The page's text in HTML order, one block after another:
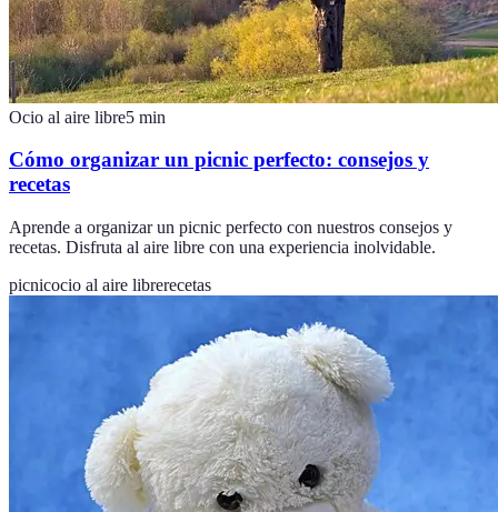
Ocio al aire libre5 min
Cómo organizar un picnic perfecto: consejos y
recetas
Aprende a organizar un picnic perfecto con nuestros consejos y
recetas. Disfruta al aire libre con una experiencia inolvidable.
picnicocio al aire librerecetas